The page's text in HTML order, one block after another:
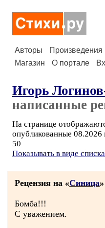
Авторы Произведения
Магазин
О портале
Игорь
написанные
На странице
опубликованные 08.2026
50
Показывать в виде списка
Рецензия на «Синица
Бомба!!!
С уважением.